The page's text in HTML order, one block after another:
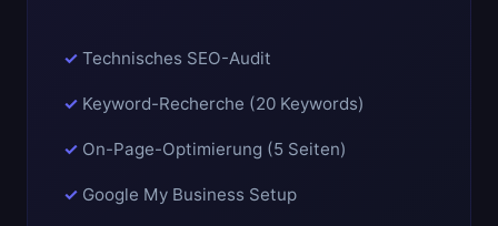
Technisches SEO-Audit
Keyword-Recherche (20 Keywords)
On-Page-Optimierung (5 Seiten)
Google My Business Setup